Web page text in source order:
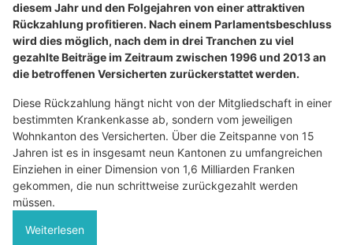
diesem Jahr und den Folgejahren von einer attraktiven
Rückzahlung profitieren. Nach einem Parlamentsbeschluss
wird dies möglich, nach dem in drei Tranchen zu viel
gezahlte Beiträge im Zeitraum zwischen 1996 und 2013 an
die betroffenen Versicherten zurückerstattet werden.
Diese Rückzahlung hängt nicht von der Mitgliedschaft in einer
bestimmten Krankenkasse ab, sondern vom jeweiligen
Wohnkanton des Versicherten. Über die Zeitspanne von 15
Jahren ist es in insgesamt neun Kantonen zu umfangreichen
Einziehen in einer Dimension von 1,6 Milliarden Franken
gekommen, die nun schrittweise zurückgezahlt werden
müssen.
Weiterlesen